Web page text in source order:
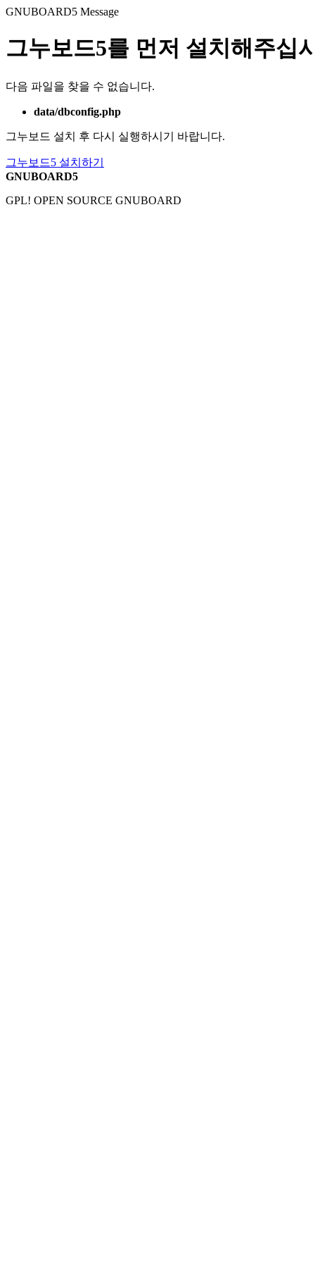
GNUBOARD5 Message
그누보드5를 먼저 설치해주십
다음 파일을 찾을 수 없습니다.
data/dbconfig.php
그누보드 설치 후 다시 실행하시기 바랍니다.
그누보드5 설치하기
GNUBOARD5
GPL! OPEN SOURCE GNUBOARD